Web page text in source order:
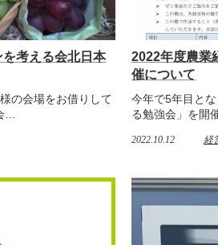
考える会北日本
の会場をお借りして
…
2022年度農業
催について
今年で5年目と
る勉強会」を開
2022.10.12 経